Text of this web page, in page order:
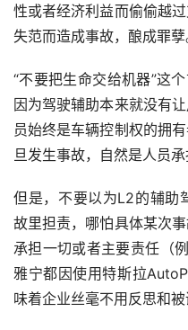
性或者经济利益而偷偷越
失范而造成事故，酿成罪孽
“不要把生命交给机器”这
因为驾驶辅助本来就没有
员始终是车辆控制权的拥
旦发生事故，自然是人员承
但是，不要以为L2的辅助
故里担责，哪怕具体某次
承担一切或者主要责任（
雅宁都因使用特斯拉
味着企业丝毫不用反思和被